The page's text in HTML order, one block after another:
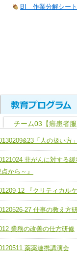
BI 作業分解シート
ユニット１ 医療人とし
全人的医療を実践する
ける
必要に応じて柔軟に医
ユニット３ 多職種連携
他職種の視点とスキル
チーム01【病院内横断
チーム02【地域医療連
宅患者等支援チーム】
チーム05【せん妄対策
チーム06【外来化学療
チーム03【癌患者
「人の扱い方
非がんに対する
から～』
12 『クリティカル
27 仕事の教え方
業務の改善の仕方研修
薬薬連携講演会